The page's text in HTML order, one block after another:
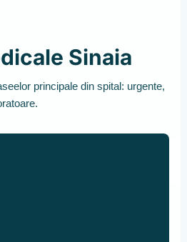
Sinaia
principale din spital: urgente,